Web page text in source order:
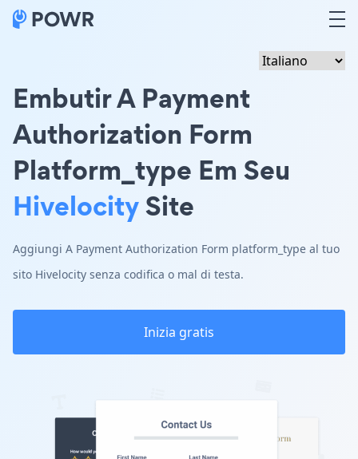
Embutir A Payment
Authorization Form
Platform_type Em Seu
HivelocitySite
Aggiungi A Payment Authorization Form platform_type al tuo
sito Hivelocity senza codifica o mal di testa.
Inizia gratis